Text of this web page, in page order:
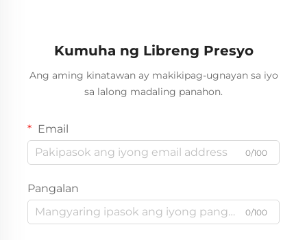
Kumuha ng Libreng Presyo
Ang aming kinatawan ay makikipag-ugnayan sa iyo
sa lalong madaling panahon.
Email
0/100
Pangalan
0/100